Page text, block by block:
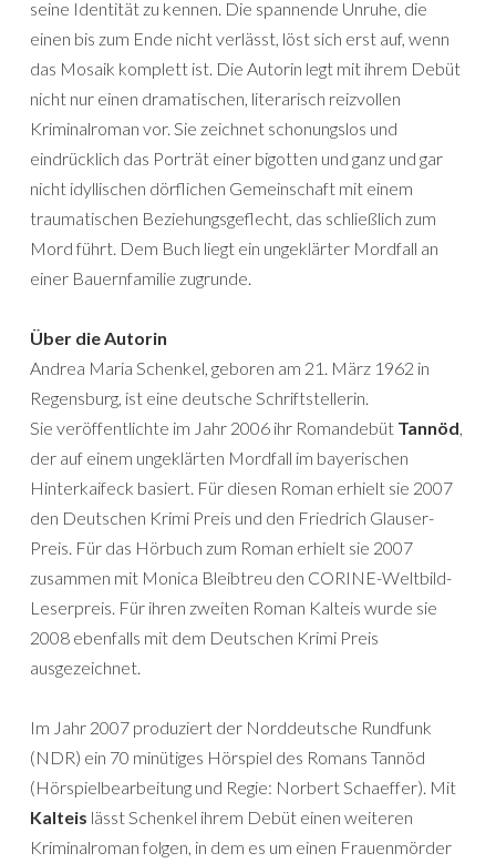
seine Identität zu kennen. Die spannende Unruhe, die
einen bis zum Ende nicht verlässt, löst sich erst auf, wenn
das Mosaik komplett ist. Die Autorin legt mit ihrem Debüt
nicht nur einen dramatischen, literarisch reizvollen
Kriminalroman vor. Sie zeichnet schonungslos und
eindrücklich das Porträt einer bigotten und ganz und gar
nicht idyllischen dörflichen Gemeinschaft mit einem
traumatischen Beziehungsgeflecht, das schließlich zum
Mord führt. Dem Buch liegt ein ungeklärter Mordfall an
einer Bauernfamilie zugrunde.
Über die Autorin
Andrea Maria Schenkel, geboren am 21. März 1962 in
Regensburg, ist eine deutsche Schriftstellerin.
Sie veröffentlichte im Jahr 2006 ihr Romandebüt Tannöd,
der auf einem ungeklärten Mordfall im bayerischen
Hinterkaifeck basiert. Für diesen Roman erhielt sie 2007
den Deutschen Krimi Preis und den Friedrich Glauser-
Preis. Für das Hörbuch zum Roman erhielt sie 2007
zusammen mit Monica Bleibtreu den CORINE-Weltbild-
Leserpreis. Für ihren zweiten Roman Kalteis wurde sie
2008 ebenfalls mit dem Deutschen Krimi Preis
ausgezeichnet.
Im Jahr 2007 produziert der Norddeutsche Rundfunk
(NDR) ein 70 minütiges Hörspiel des Romans Tannöd
(Hörspielbearbeitung und Regie: Norbert Schaeffer). Mit
Kalteis lässt Schenkel ihrem Debüt einen weiteren
Kriminalroman folgen, in dem es um einen Frauenmörder